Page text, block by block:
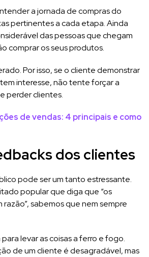
a jornada de compras do
pertinentes a cada etapa. Ainda
das pessoas que chegam
comprar os seus produtos.
Por isso, se o cliente demonstrar
interesse, não tente forçar a
perder clientes.
de vendas: 4 principais e como
dos clientes
pode ser um tanto estressante.
popular que diga que “os
sabemos que nem sempre
levar as coisas a ferro e fogo.
de um cliente é desagradável, mas